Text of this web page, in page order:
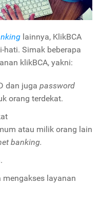
lainnya, KlikBCA
hati. Simak beberapa
klikBCA, yakni:
dan juga password
orang terdekat.
atau milik orang lain
banking.
mengakses layanan